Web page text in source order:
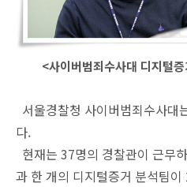
<사이버범죄수사대 디지털
서울경찰청 사이버범죄수사대
다.
현재는 37명의 경찰관이 근무
과 한 개의 디지털증거 분석팀